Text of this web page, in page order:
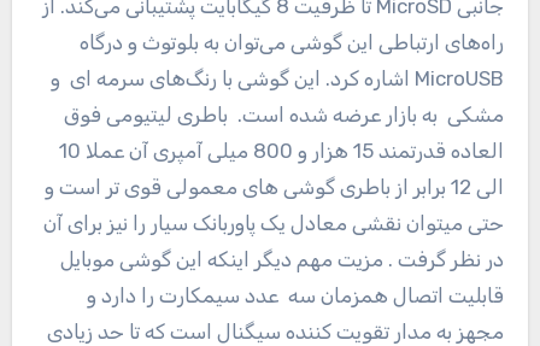
جانبی MicroSD تا ظرفیت 8 گیگا‌بایت پشتیبانی می‌کند. از
راه‌های ارتباطی این گوشی می‌توان به بلوتوث و درگاه
MicroUSB اشاره کرد. این گوشی با رنگ‌های سرمه ای و
مشکی به بازار عرضه شده است. باطری لیتیومی فوق
العاده قدرتمند 15 هزار و 800 میلی آمپری آن عملا 10
الی 12 برابر از باطری گوشی های معمولی قوی تر است و
حتی میتوان نقشی معادل یک پاوربانک سیار را نیز برای آن
در نظر گرفت . مزیت مهم دیگر اینکه این گوشی موبایل
قابلیت اتصال همزمان سه عدد سیمکارت را دارد و
مجهز به مدار تقویت کننده سیگنال است که تا حد زیادی